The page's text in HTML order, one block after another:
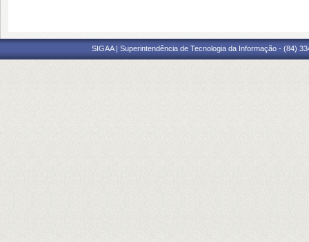
SIGAA | Superintendência de Tecnologia da Informação - (84)